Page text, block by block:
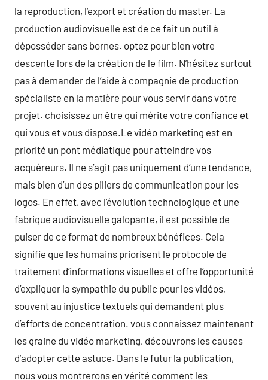
la reproduction, l’export et création du master. La
production audiovisuelle est de ce fait un outil à
déposséder sans bornes. optez pour bien votre
descente lors de la création de le film. N’hésitez surtout
pas à demander de l’aide à compagnie de production
spécialiste en la matière pour vous servir dans votre
projet. choisissez un être qui mérite votre confiance et
qui vous et vous dispose.Le vidéo marketing est en
priorité un pont médiatique pour atteindre vos
acquéreurs. Il ne s’agit pas uniquement d’une tendance,
mais bien d’un des piliers de communication pour les
logos. En effet, avec l’évolution technologique et une
fabrique audiovisuelle galopante, il est possible de
puiser de ce format de nombreux bénéfices. Cela
signifie que les humains priorisent le protocole de
traitement d’informations visuelles et offre l’opportunité
d’expliquer la sympathie du public pour les vidéos,
souvent au injustice textuels qui demandent plus
d’efforts de concentration. vous connaissez maintenant
les graine du vidéo marketing, découvrons les causes
d’adopter cette astuce. Dans le futur la publication,
nous vous montrerons en vérité comment les